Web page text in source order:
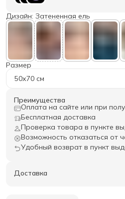
Дизайн: Затененная ель
Размер
50х70 см
Преимущества
Оплата на сайте или при
Бесплатная доставка
Проверка товара в пункте
Возможность отказаться от
Удобный возврат в пункт
Доставка